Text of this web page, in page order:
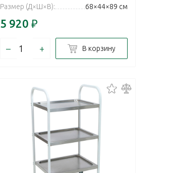
Размер (Д×Ш×В):
68×44×89 см
5 920 ₽
– + В корзину